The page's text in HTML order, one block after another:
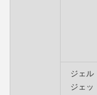
ジェル
ジェッ